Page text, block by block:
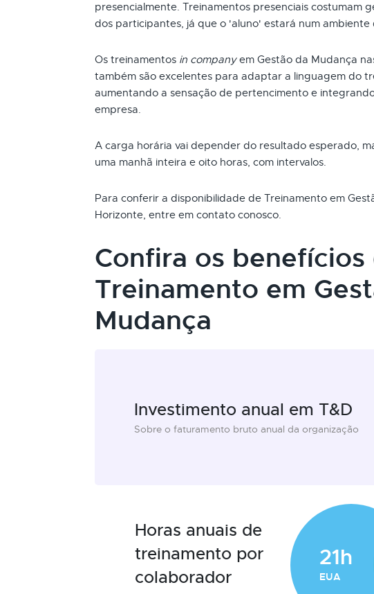
presencialmente. Treinamentos presenciais costumam
dos participantes, já que o 'aluno' estará num ambiente
Os treinamentos in companyem Gestão da Mudança
também são excelentes para adaptar a linguagem do
aumentando a sensação de pertencimento e
empresa.
A carga horária vai depender do resultado esperado,
uma manhã inteira e oito horas, com intervalos.
Para conferir a disponibilidade de Treinamento em
Horizonte, entre em contato conosco.
Confira os
Treinamento em
Mudança
Investimento anual em T&D
Sobre o faturamento bruto anual da organização
Horas anuais de
treinamento por
colaborador
21h
EUA